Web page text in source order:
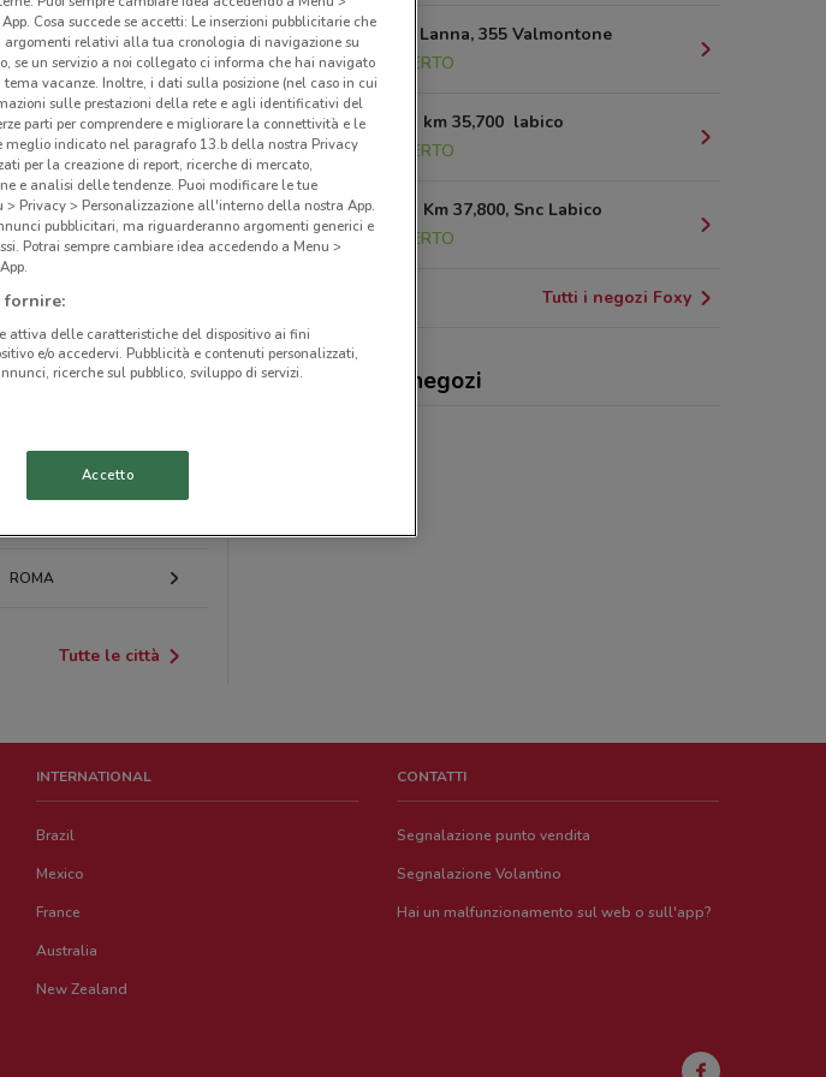
FRASCATI
ROMA
Tutte le città
Via Alberto Lanna, 355 Valmontone
1.5 km
APERTO
Via Casilina km 35,700 labico
2.9 km
APERTO
Via Casilina Km 37,800, Snc Labico
3.5 km
APERTO
Tutti i negozi Foxy
Foxy, offerte e negozi
INTERNATIONAL
Brazil
Mexico
France
Australia
New Zealand
CONTATTI
Segnalazione punto vendita
Segnalazione Volantino
Hai un malfunzionamento sul web o sull'app?
Cosa succede se accetti: Le inserzioni pubblicitarie che
relativi alla tua cronologia di navigazione su
se un servizio a noi collegato ci informa che hai navigato
vacanze. Inoltre, i dati sulla posizione (nel caso in cui
sulle prestazioni della rete e agli identificativi del
parti per comprendere e migliorare la connettività e le
meglio indicato nel paragrafo 13.b della nostra Privacy
per la creazione di report, ricerche di mercato,
e analisi delle tendenze. Puoi modificare le tue
Privacy > Personalizzazione all'interno della nostra App.
pubblicitari, ma riguarderanno argomenti generici e
Potrai sempre cambiare idea accedendo a Menu >
fornire:
attiva delle caratteristiche del dispositivo ai fini
e/o accedervi. Pubblicità e contenuti personalizzati,
ricerche sul pubblico, sviluppo di servizi.
Accetto